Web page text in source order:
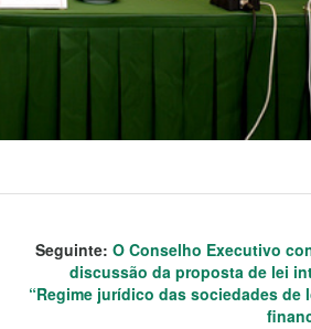
Seguinte: O Conselho Executivo
discussão da proposta de lei
“Regime jurídico das sociedades de